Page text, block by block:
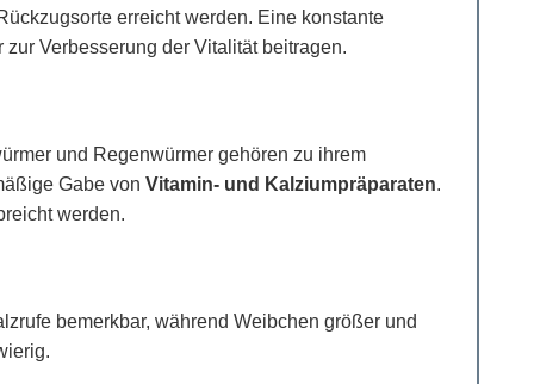
erreicht werden. Eine konstante
Verbesserung der Vitalität beitragen.
und Regenwürmer gehören zu ihrem
Gabe von Vitamin- und Kalziumpräparaten.
werden.
bemerkbar, während Weibchen größer und